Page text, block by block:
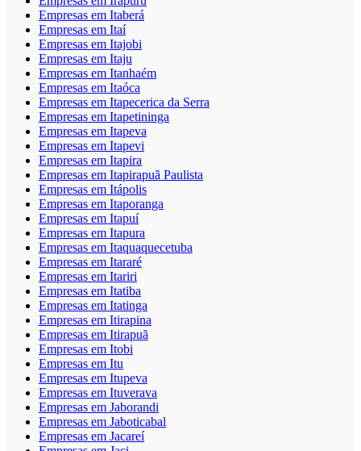
Empresas em Itaberá
Empresas em Itaí
Empresas em Itajobi
Empresas em Itaju
Empresas em Itanhaém
Empresas em Itaóca
Empresas em Itapecerica da Serra
Empresas em Itapetininga
Empresas em Itapeva
Empresas em Itapevi
Empresas em Itapira
Empresas em Itapirapuã Paulista
Empresas em Itápolis
Empresas em Itaporanga
Empresas em Itapuí
Empresas em Itapura
Empresas em Itaquaquecetuba
Empresas em Itararé
Empresas em Itariri
Empresas em Itatiba
Empresas em Itatinga
Empresas em Itirapina
Empresas em Itirapuã
Empresas em Itobi
Empresas em Itu
Empresas em Itupeva
Empresas em Ituverava
Empresas em Jaborandi
Empresas em Jaboticabal
Empresas em Jacareí